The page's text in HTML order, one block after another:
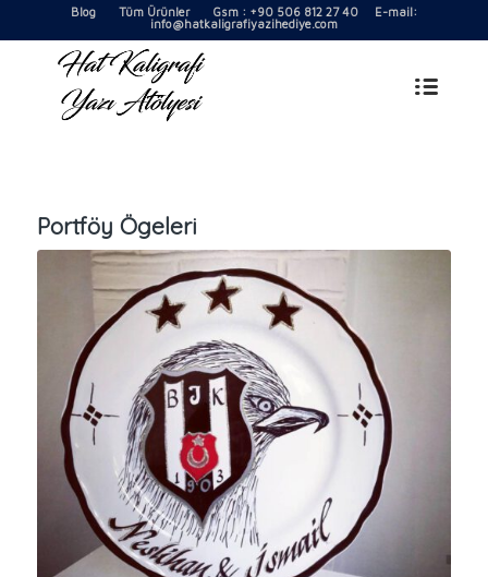
Blog Tüm ÜrünlerGsm : +90 506 812 27 40 E-mail:
info@hatkaligrafiyazihediye.com
Portföy Ögeleri